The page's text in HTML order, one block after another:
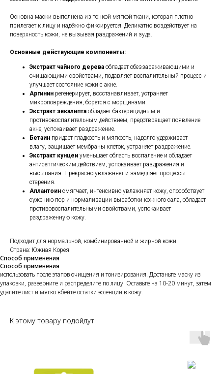
Основна маски выполнена из тонкой мягкой ткани, которая плотно
прилегает к лицу и надёжно фиксируется. Деликатно воздействует на
поверхность кожи, не вызывая раздражений и зуда.
Основные действующие компоненты:
Экстракт чайного дерева обладает обеззараживающими и
очищающими свойствами, подавляет воспалительный процесс и
улучшает состояние кожи с акне.
Аргинин регенерирует, восстанавливает, устраняет
микроповреждения, борется с морщинами.
Экстракт эвкалипта обладает бактерицидным и
противовоспалительным действием, предотвращает появление
акне, успокаивает раздражение.
Бетаин придает гладкость и мягкость, надолго удерживает
влагу, защищает мембраны клеток, устраняет раздражение.
Экстракт кунцеи уменьшает область воспаление и обладает
антисептическим действием, успокаивает раздражения и
высыпания. Прекрасно увлажняет и замедляет процессы
старения.
Аллантоин смягчает, интенсивно увлажняет кожу, способствует
сужению пор и нормализации выработки кожного сала, обладает
противовоспалительными свойствами, успокаивает
раздраженную кожу.
Подходит для нормальной, комбинированной и жирной кожи.
Страна: Южная Корея
Способ применения
Способ применения
использовать после этапов очищения и тонизирования. Достаньте маску из
упаковки, разверните и распределите по лицу. Оставьте на 10-20 минут, затем
удалите лист и мягко вбейте остатки эссенции в кожу.
К этому товару подойдут: